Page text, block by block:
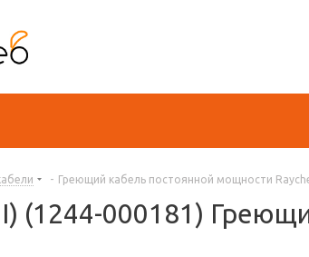
- Греющий кабель постоянной мощности
(1244-000181)